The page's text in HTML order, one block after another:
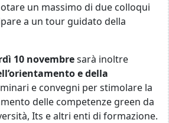
un massimo di due colloqui
a un tour guidato della
10 novembresarà inoltre
e della
e convegni per stimolare la
delle competenze green da
Its e altri enti di formazione.